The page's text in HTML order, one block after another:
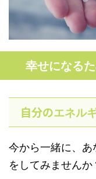
幸せになる
自分のエネル
今から一緒に、あ
をしてみませんか